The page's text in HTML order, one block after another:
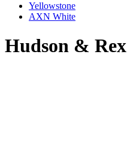
Yellowstone
AXN White
Hudson & Rex